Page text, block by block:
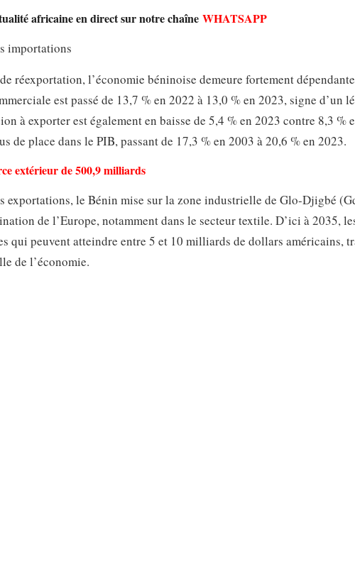
africaine en direct sur notre chaîneWHATSAPP
importations
réexportation, l’économie béninoise demeure fortement
est passé de 13,7 % en 2022 à 13,0 % en 2023, signe d’un
à exporter est également en baisse de 5,4 % en 2023 contre 8,3 %
de place dans le PIB, passant de 17,3 % en 2003 à 20,6 % en 2023.
extérieur de 500,9 milliards
exportations, le Bénin mise sur la zone industrielle de Glo-Djigbé
de l’Europe, notamment dans le secteur textile. D’ici à 2035,
qui peuvent atteindre entre 5 et 10 milliards de dollars américains,
de l’économie.